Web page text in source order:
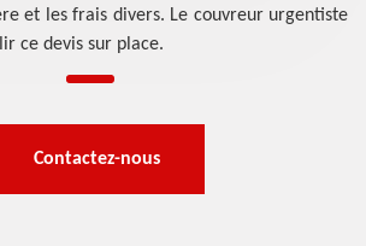
et les frais divers. Le couvreur urgentiste
ce devis sur place.
Contactez-nous